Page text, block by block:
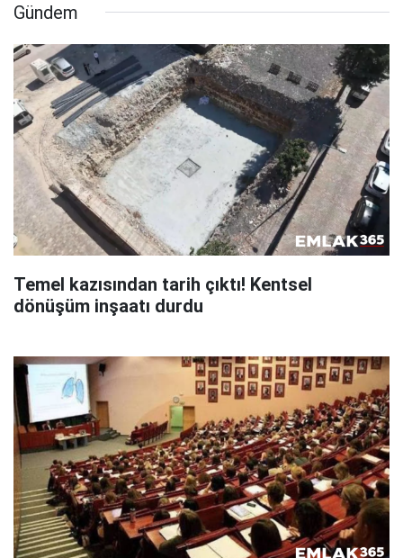
Gündem
Temel kazısından tarih çıktı! Kentsel
dönüşüm inşaatı durdu